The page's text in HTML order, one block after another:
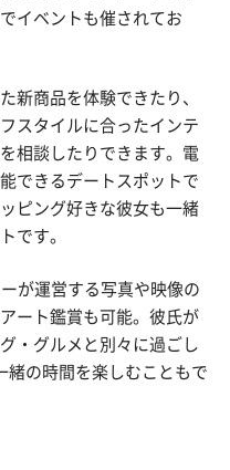
イベントも催されてお
新商品を体験できたり、
スタイルに合ったインテ
相談したりできます。電
できるデートスポットで
ピング好きな彼女も一緒
です。
が運営する写真や映像の
ート鑑賞も可能。彼氏が
・グルメと別々に過ごし
緒の時間を楽しむこともで